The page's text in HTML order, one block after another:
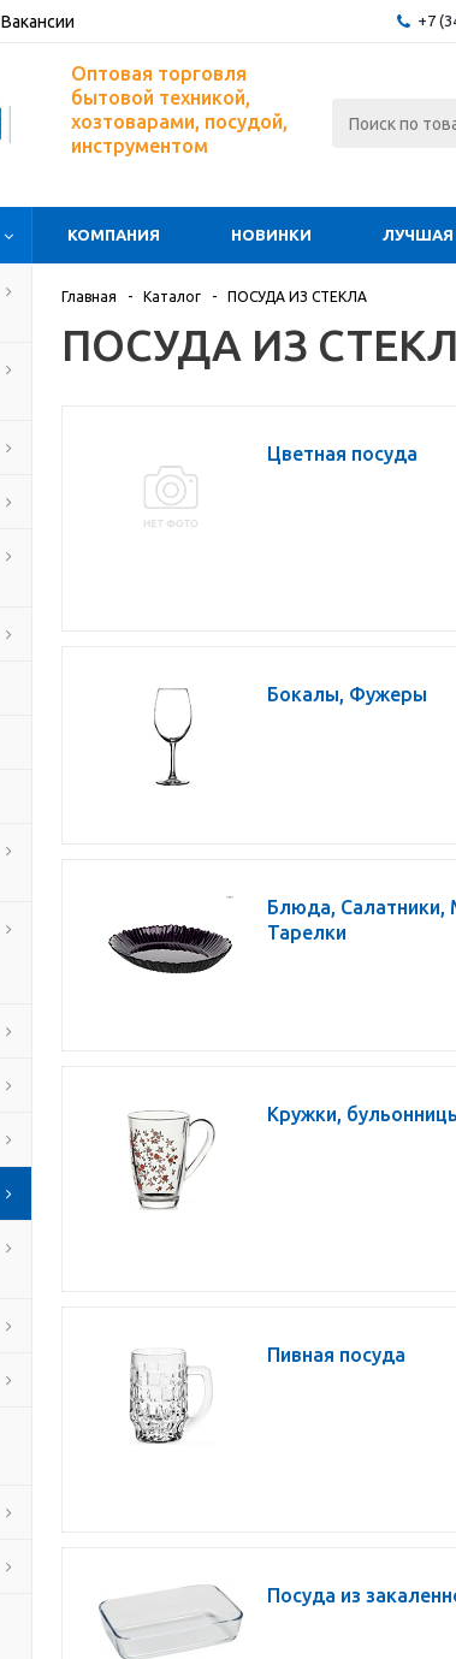
Вакансии +7
Оптовая торговля
бытовой техникой,
хозтоварами, посудой,
инструментом
КОМПАНИЯ НОВИНКИ ЛУЧШАЯ
Главная - Каталог - ПОСУДА ИЗ СТЕКЛА
ПОСУДА ИЗ
Цветная посуда
Бокалы, Фужеры
Блюда, Салатники,
Тарелки
Кружки,
Пивная посуда
Посуда из